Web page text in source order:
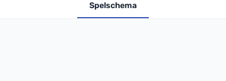
Spelschema